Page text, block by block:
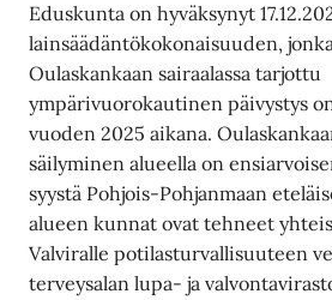
Eduskunta on hyväksynyt
lainsäädäntökokonaisuuden,
Oulaskankaan sairaalassa tarjottu
ympärivuorokautinen päivystys
vuoden 2025 aikana.
säilyminen alueella on
syystä Pohjois-Pohjanmaan
alueen kunnat ovat tehneet
Valviralle potilasturvallisuuteen
terveysalan lupa- ja